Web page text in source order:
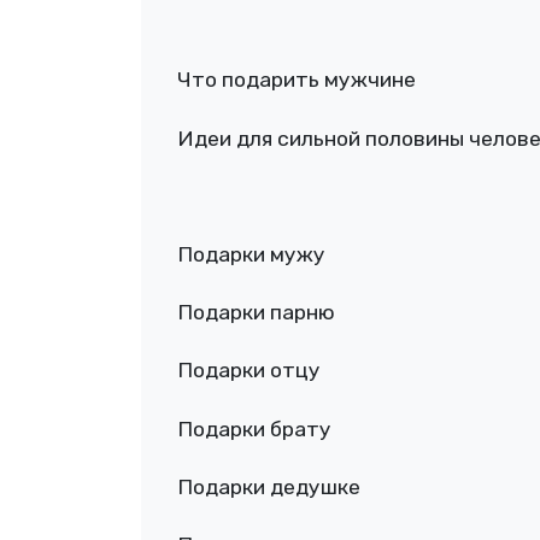
Что подарить мужчине
Идеи для сильной половины
Подарки мужу
Подарки парню
Подарки отцу
Подарки брату
Подарки дедушке